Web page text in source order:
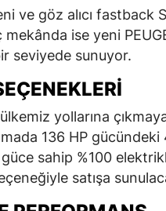
ve göz alıcı fastback
ise yeni
seviyede sunuyor.
yollarına
136 HP
sahip %100
satışa